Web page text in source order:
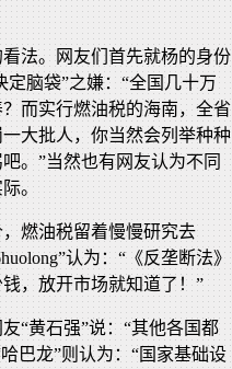
法。网友们首先就杨的身份
定脑袋”之嫌：“全国几十万
而实行燃油税的海南，全省
大批人，你当然会列举种种
。”当然也有网友认为不同
。
燃油税留着慢慢研究去
认为：“《反垄断法》
，放开市场就知道了！”
“黄石强”说：“其他各国都
巴龙”则认为：“国家基础设